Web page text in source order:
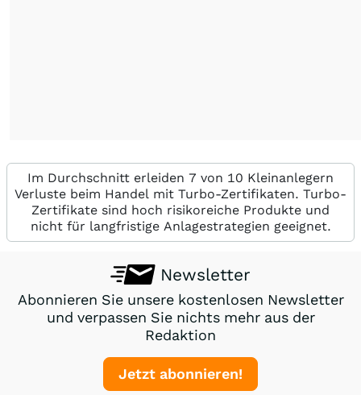
Im Durchschnitt erleiden 7 von 10 Kleinanlegern
Verluste beim Handel mit Turbo-Zertifikaten. Turbo-
Zertifikate sind hoch risikoreiche Produkte und
nicht für langfristige Anlagestrategien geeignet.
Newsletter
Abonnieren Sie unsere kostenlosen Newsletter
und verpassen Sie nichts mehr aus der
Redaktion
Jetzt abonnieren!